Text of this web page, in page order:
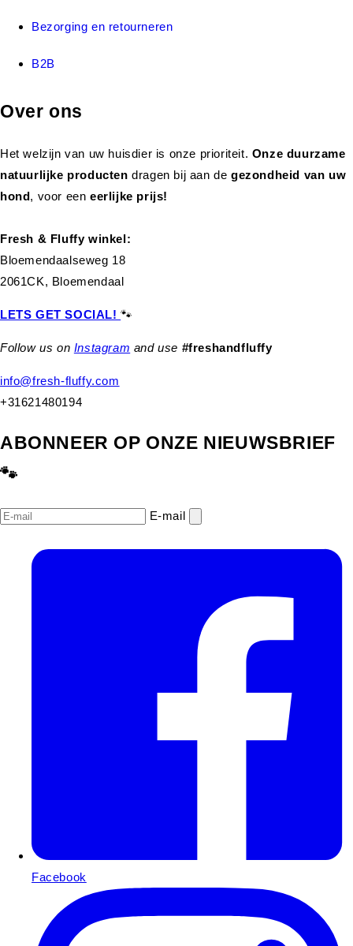
Bezorging en retourneren
B2B
Over ons
Het welzijn van uw huisdier is onze prioriteit. Onze duurzame
natuurlijke productendragen bij aan de gezondheid van uw
hond, voor eeneerlijke prijs!
Fresh & Fluffy winkel:
Bloemendaalseweg 18
2061CK, Bloemendaal
LETS GET SOCIAL!🐾
Follow us on Instagram and use #freshandfluffy
info@fresh-fluffy.com
+31621480194
ABONNEER OP ONZE NIEUWSBRIEF
🐾
E‑mail
Facebook